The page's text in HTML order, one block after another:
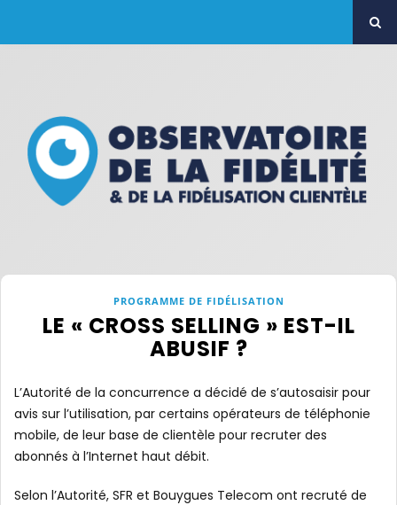
PROGRAMME DE FIDÉLISATION
LE « CROSS SELLING » EST-IL
ABUSIF ?
L’Autorité de la concurrence a décidé de s’autosaisir pour
avis sur l’utilisation, par certains opérateurs de téléphonie
mobile, de leur base de clientèle pour recruter des
abonnés à l’Internet haut débit.
Selon l’Autorité, SFR et Bouygues Telecom ont recruté de